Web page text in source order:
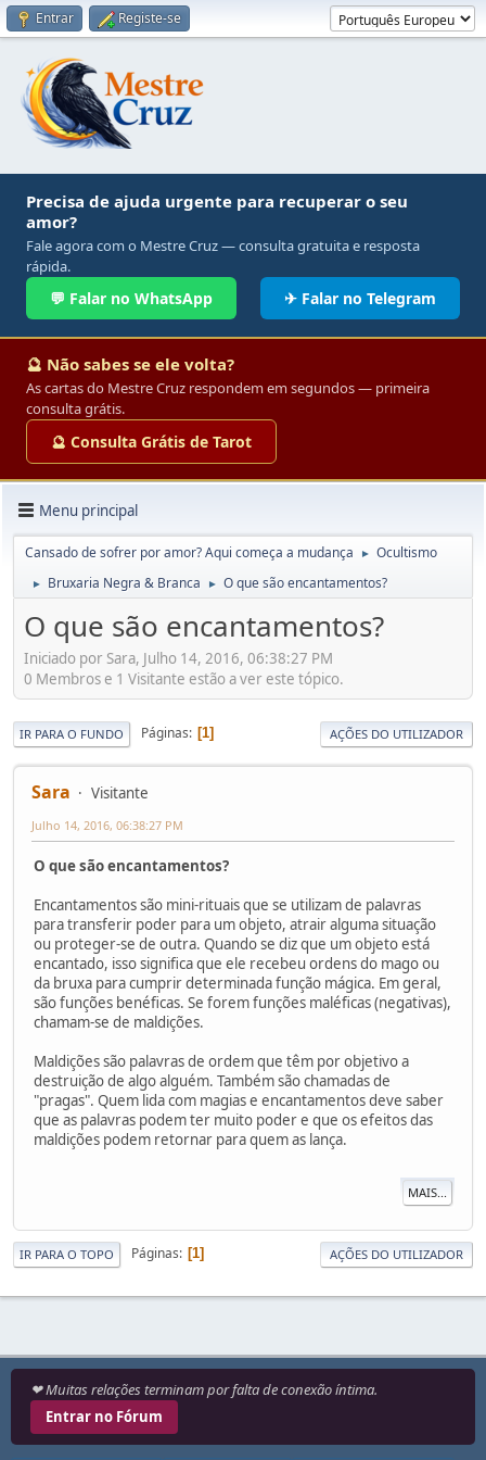
Entrar Registe-se
Precisa de ajuda urgente para recuperar o seu
amor?
Fale agora com o Mestre Cruz — consulta gratuita e resposta
rápida.
💬 Falar no WhatsApp ✈ Falar no Telegram
🔮 Não sabes se ele volta?
As cartas do Mestre Cruz respondem em segundos — primeira
consulta grátis.
🔮 Consulta Grátis de Tarot
Menu principal
Cansado de sofrer por amor? Aqui começa a mudança ► Ocultismo
► Bruxaria Negra & Branca ► O que são encantamentos?
O que são encantamentos?
Iniciado por Sara, Julho 14, 2016, 06:38:27 PM
0 Membros e 1 Visitante estão a ver este tópico.
IR PARA O FUNDO Páginas 1 AÇÕES DO UTILIZADOR
Sara Visitante
Julho 14, 2016, 06:38:27 PM
O que são encantamentos?
Encantamentos são mini-rituais que se utilizam de palavras
para transferir poder para um objeto, atrair alguma situação
ou proteger-se de outra. Quando se diz que um objeto está
encantado, isso significa que ele recebeu ordens do mago ou
da bruxa para cumprir determinada função mágica. Em geral,
são funções benéficas. Se forem funções maléficas (negativas),
chamam-se de maldições.
Maldições são palavras de ordem que têm por objetivo a
destruição de algo alguém. Também são chamadas de
"pragas". Quem lida com magias e encantamentos deve saber
que as palavras podem ter muito poder e que os efeitos das
maldições podem retornar para quem as lança.
MAIS...
IR PARA O TOPO Páginas 1 AÇÕES DO UTILIZADOR
❤ Muitas relações terminam por falta de conexão íntima.
Entrar no Fórum